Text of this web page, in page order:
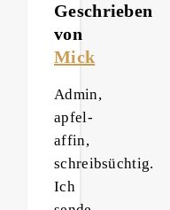
Geschrieben
von
Mick
Admin,
apfel-
affin,
schreibsüchtig.
Ich